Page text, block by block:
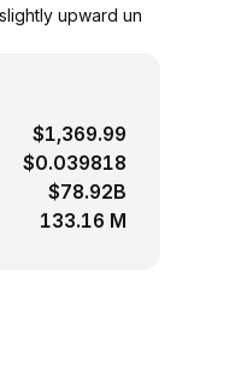
upward un
$1,369.99
$0.039818
$78.92B
133.16 M